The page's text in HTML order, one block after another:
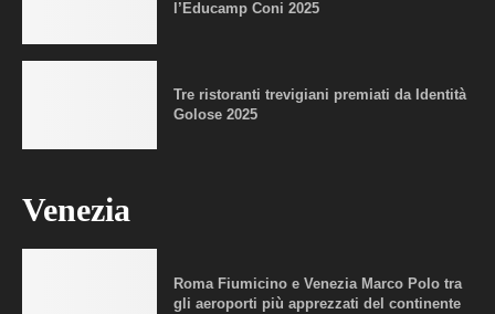
l’Educamp Coni 2025
Tre ristoranti trevigiani premiati da Identità
Golose 2025
Venezia
Roma Fiumicino e Venezia Marco Polo tra
gli aeroporti più apprezzati del continente